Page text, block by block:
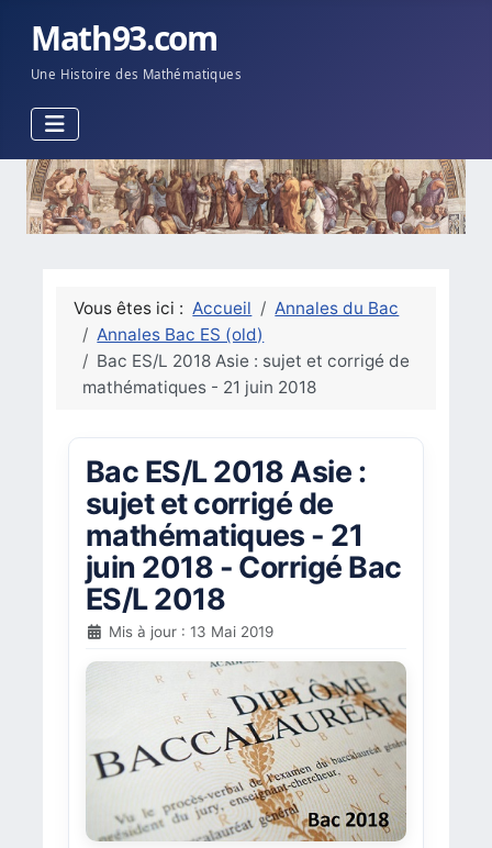
Math93.com
Une Histoire des Mathématiques
Vous êtes ici : Accueil
Annales du Bac
Annales Bac ES (old)
Bac ES/L 2018 Asie : sujet et corrigé de
mathématiques - 21 juin 2018
Bac ES/L 2018 Asie :
sujet et corrigé de
mathématiques - 21
juin 2018 - Corrigé Bac
ES/L 2018
Mis à jour : 13 Mai 2019